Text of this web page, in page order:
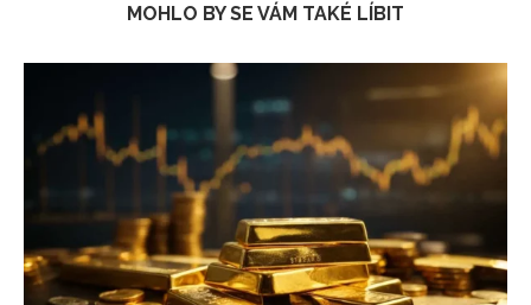
MOHLO BY SE VÁM TAKÉ LÍBIT